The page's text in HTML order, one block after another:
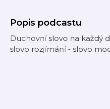
Popis podcastu
Duchovní slovo na každý
slovo rozjímání - slovo